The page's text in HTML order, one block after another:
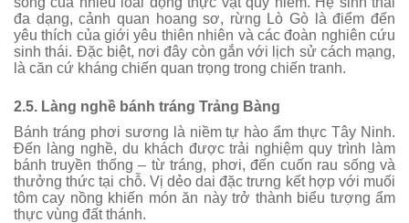
đa dạng, cảnh quan hoang sơ, rừng Lò Gò là điểm đến
yêu thích của giới yêu thiên nhiên và các đoàn nghiên cứu
sinh thái. Đặc biệt, nơi đây còn gắn với lịch sử cách mạng,
là căn cứ kháng chiến quan trọng trong chiến tranh.
2.5. Làng nghề bánh tráng Trảng Bàng
Bánh tráng phơi sương là niềm tự hào ẩm thực Tây Ninh.
Đến làng nghề, du khách được trải nghiệm quy trình làm
bánh truyền thống – từ tráng, phơi, đến cuốn rau sống và
thưởng thức tại chỗ. Vị dẻo dai đặc trưng kết hợp với muối
tôm cay nồng khiến món ăn này trở thành biểu tượng ẩm
thực vùng đất thánh.